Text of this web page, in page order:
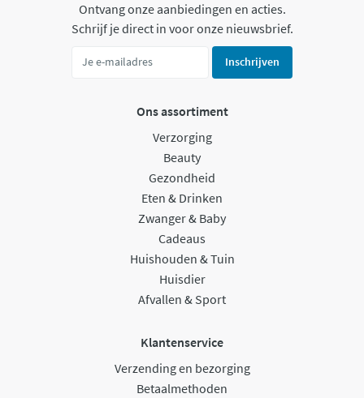
Ontvang onze aanbiedingen en acties.
Schrijf je direct in voor onze nieuwsbrief.
Inschrijven
Ons assortiment
Verzorging
Beauty
Gezondheid
Eten & Drinken
Zwanger & Baby
Cadeaus
Huishouden & Tuin
Huisdier
Afvallen & Sport
Klantenservice
Verzending en bezorging
Betaalmethoden